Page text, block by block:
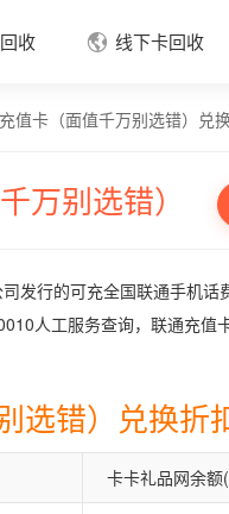
收  线下卡回收
值卡（面值千万别选错）兑
万别选错）
发行的可充全国联通手机
人工服务查询，联通充值
选错）兑换折
卡卡礼品网余额